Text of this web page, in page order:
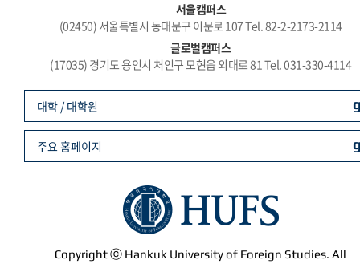
서울캠퍼스
(02450) 서울특별시 동대문구 이문로 107 Tel. 82-2-2173-2114
글로벌캠퍼스
(17035) 경기도 용인시 처인구 모현읍 외대로 81 Tel. 031-330-4114
Copyright ⓒ Hankuk University of Foreign Studies. All
대학 / 대학원
주요 홈페이지